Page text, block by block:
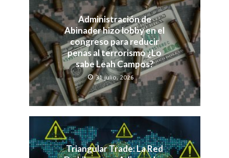
Administración de
Abinader hizo lobby en el
congreso para reducir
penas al terrorismo ¿Lo
sabe Leah Campos?
31 julio, 2026
Triangular Trade: La Red